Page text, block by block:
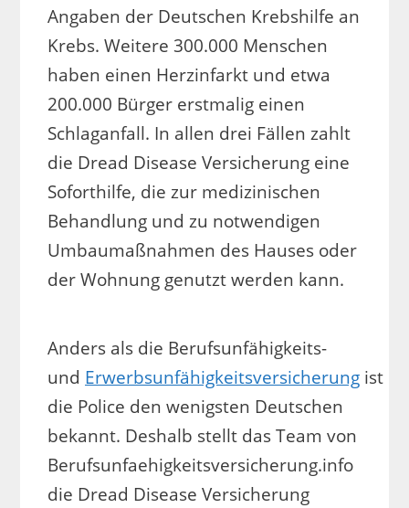
Angaben der Deutschen Krebshilfe an
Krebs. Weitere 300.000 Menschen
haben einen Herzinfarkt und etwa
200.000 Bürger erstmalig einen
Schlaganfall. In allen drei Fällen zahlt
die Dread Disease Versicherung eine
Soforthilfe, die zur medizinischen
Behandlung und zu notwendigen
Umbaumaßnahmen des Hauses oder
der Wohnung genutzt werden kann.
Anders als die Berufsunfähigkeits-
und Erwerbsunfähigkeitsversicherung ist
die Police den wenigsten Deutschen
bekannt. Deshalb stellt das Team von
Berufsunfaehigkeitsversicherung.info
die Dread Disease Versicherung